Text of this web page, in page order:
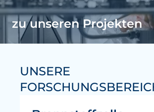
zu unseren Projekten
UNSERE